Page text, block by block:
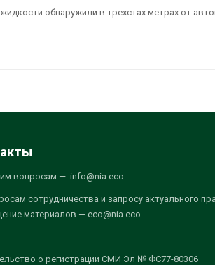
обнаружили в трехстах метрах от
вопросам — info@nia.eco
сотрудничества и запросу актуального
материалов — eco@nia.eco
о регистрации СМИ Эл № ФС77-80306